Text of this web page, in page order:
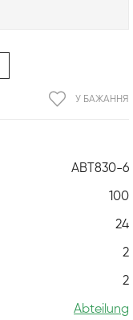
ABT830-6
100
24
2
2
Abteilung
У БАЖАННЯ